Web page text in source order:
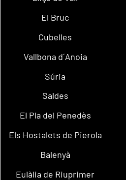
El Bruc
Cubelles
Vallbona d´Anoia
Súria
Saldes
El Pla del Penedès
Els Hostalets de Pierola
Balenyà
Eulàlia de Riuprimer